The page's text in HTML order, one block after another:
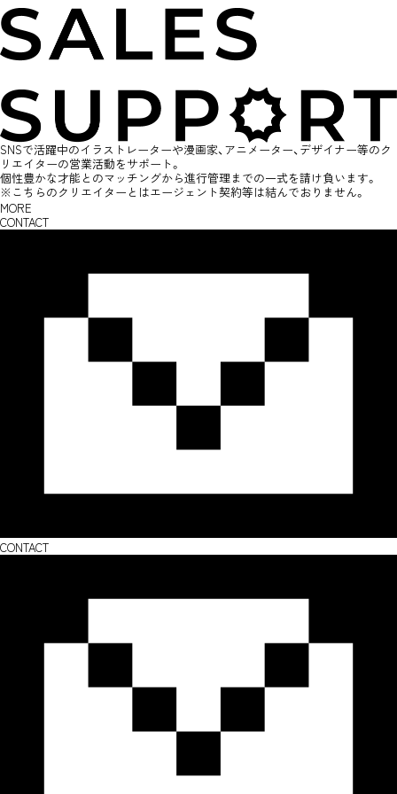
SNSで活躍中のイラストレーターや漫画家、アニメーター、デザイナー等のク
リエイターの営業活動をサポート。
個性豊かな才能とのマッチングから進行管理までの一式を請け負います。
※こちらのクリエイターとはエージェント契約等は結んでおりません。
MORE
CONTACT
CONTACT